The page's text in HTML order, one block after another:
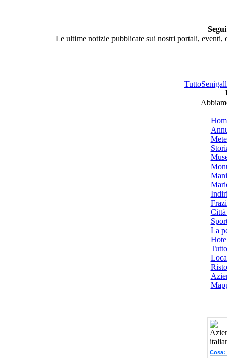
Le ultime notizie pubblicate sui nostri portali,
Città
La
Cosa: